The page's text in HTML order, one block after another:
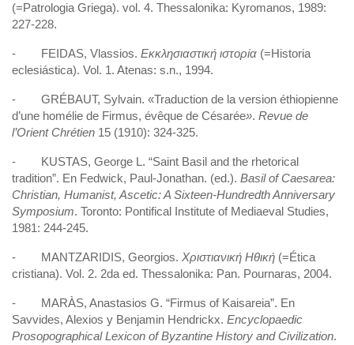
(=Patrologia Griega). vol. 4. Thessalonika: Kyromanos, 1989:
227-228.
- FEIDAS, Vlassios. Εκκλησιαστική ιστορία (=Historia
eclesiástica). Vol. 1. Atenas: s.n., 1994.
- GRÉBAUT, Sylvain. «Traduction de la version éthiopienne
d’une homélie de Firmus, évêque de Césarée». Revue de
l’Orient Chrétien 15 (1910): 324-325.
- KUSTAS, George L. “Saint Basil and the rhetorical
tradition”. En Fedwick, Paul-Jonathan. (ed.). Basil of Caesarea:
Christian, Humanist, Ascetic: A Sixteen-Hundredth Anniversary
Symposium. Toronto: Pontifical Institute of Mediaeval Studies,
1981: 244-245.
- MANTZARIDIS, Georgios. Χριστιανική Ηθική (=Ética
cristiana). Vol. 2. 2da ed. Thessalonika: Pan. Pournaras, 2004.
- MARÀS, Anastasios G. “Firmus of Kaisareia”. En
Savvides, Alexios y Benjamin Hendrickx. Encyclopaedic
Prosopographical Lexicon of Byzantine History and Civilization.